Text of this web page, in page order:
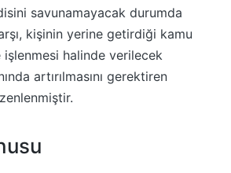
savunamayacak durumda
kişinin yerine getirdiği kamu
halinde verilecek
artırılmasını gerektiren